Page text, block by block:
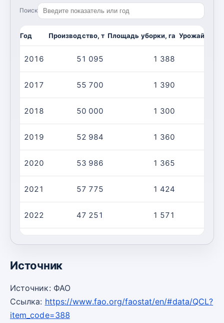
Поиск
Год Производство, т Площадь уборки, га
2016 51 095 1 388
2017 55 700 1 390
2018 50 000 1 300
2019 52 984 1 360
2020 53 986 1 365
2021 57 775 1 424
2022 47 251 1 571
Источник
Источник: ФАО
Ссылка: https://www.fao.org/faostat/en/#data/QCL?
item_code=388